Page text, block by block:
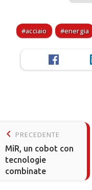
acciaio energia
keyboard_arrow_left PRECEDENTE
MiR, un cobot con
tecnologie
combinate